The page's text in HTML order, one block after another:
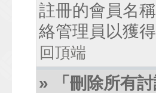
註冊的會員名
絡管理員以獲得
回頂端
» 「刪除所有